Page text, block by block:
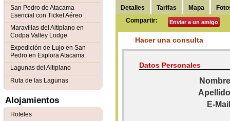
Detalles Tarifas Mapa
Compartir:
Enviar a un amigo
Hacer una consulta
Datos Personales
E-
San Pedro de Atacama
Esencial con Ticket Aéreo
Maravillas del Altiplano en
Codpa Valley Lodge
Expedición de Lujo en San
Pedro en Explora Atacama
Lagunas del Altiplano
Ruta de las Lagunas
Alojamientos
Hoteles